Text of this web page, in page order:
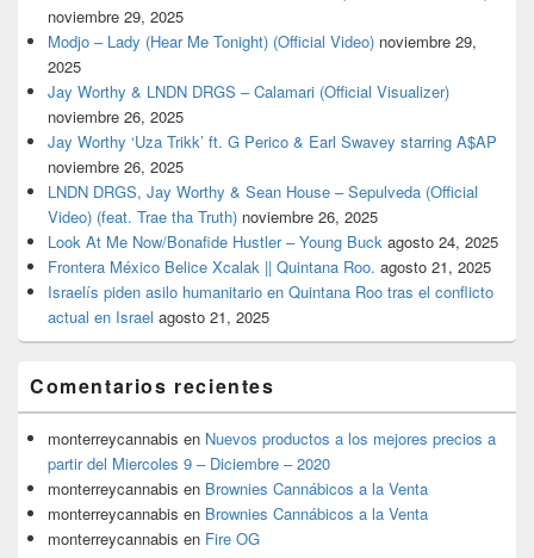
noviembre 29, 2025
Modjo – Lady (Hear Me Tonight) (Official Video) noviembre 29,
2025
Jay Worthy & LNDN DRGS – Calamari (Official Visualizer)
noviembre 26, 2025
Jay Worthy ‘Uza Trikk’ ft. G Perico & Earl Swavey starring A$AP
noviembre 26, 2025
LNDN DRGS, Jay Worthy & Sean House – Sepulveda (Official
Video) (feat. Trae tha Truth) noviembre 26, 2025
Look At Me Now/Bonafide Hustler – Young Buck agosto 24, 2025
Frontera México Belice Xcalak || Quintana Roo. agosto 21, 2025
Israelís piden asilo humanitario en Quintana Roo tras el conflicto
actual en Israel agosto 21, 2025
Comentarios recientes
monterreycannabis en Nuevos productos a los mejores precios a
partir del Miercoles 9 – Diciembre – 2020
monterreycannabis en Brownies Cannábicos a la Venta
monterreycannabis en Brownies Cannábicos a la Venta
monterreycannabis en Fire OG